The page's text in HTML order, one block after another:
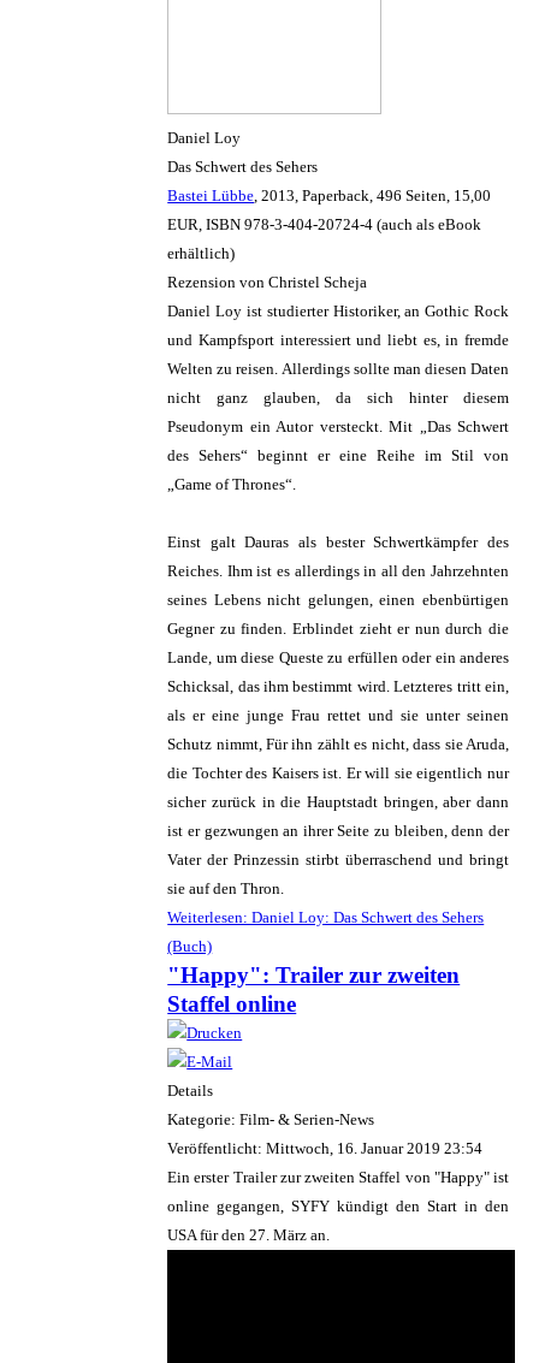
Daniel Loy
Das Schwert des Sehers
Bastei Lübbe , 2013, Paperback, 496 Seiten, 15,00
EUR, ISBN 978-3-404-20724-4 (auch als eBook
erhältlich)
Rezension von Christel Scheja
Daniel Loy ist studierter Historiker, an Gothic Rock
und Kampfsport interessiert und liebt es, in fremde
Welten zu reisen. Allerdings sollte man diesen Daten
nicht ganz glauben, da sich hinter diesem
Pseudonym ein Autor versteckt. Mit „Das Schwert
des Sehers“ beginnt er eine Reihe im Stil von
„Game of Thrones“.
Einst galt Dauras als bester Schwertkämpfer des
Reiches. Ihm ist es allerdings in all den Jahrzehnten
seines Lebens nicht gelungen, einen ebenbürtigen
Gegner zu finden. Erblindet zieht er nun durch die
Lande, um diese Queste zu erfüllen oder ein anderes
Schicksal, das ihm bestimmt wird. Letzteres tritt ein,
als er eine junge Frau rettet und sie unter seinen
Schutz nimmt, Für ihn zählt es nicht, dass sie Aruda,
die Tochter des Kaisers ist. Er will sie eigentlich nur
sicher zurück in die Hauptstadt bringen, aber dann
ist er gezwungen an ihrer Seite zu bleiben, denn der
Vater der Prinzessin stirbt überraschend und bringt
sie auf den Thron.
Weiterlesen: Daniel Loy: Das Schwert des Sehers
(Buch)
"Happy": Trailer zur zweiten
Staffel online
Details
Kategorie: Film- & Serien-News
Veröffentlicht: Mittwoch, 16. Januar 2019 23:54
Ein erster Trailer zur zweiten Staffel von "Happy" ist
online gegangen, SYFY kündigt den Start in den
USA für den 27. März an.